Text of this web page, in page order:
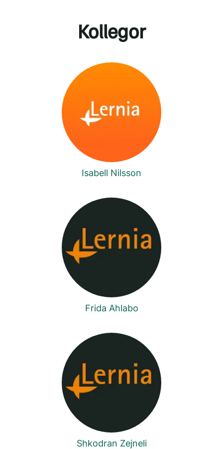
Kollegor
Isabell Nilsson
Frida Ahlabo
Shkodran Zejneli